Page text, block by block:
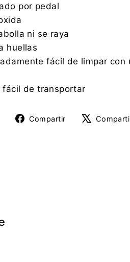
por pedal
ni se raya
huellas
fácil de limpar con
fácil de transportar
Compartir
Compartir